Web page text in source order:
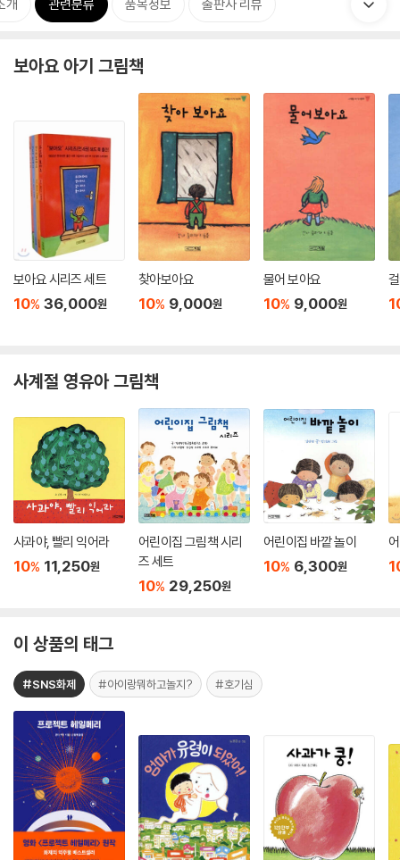
개 관련분류 품목정보 출판사 리뷰
보아요 아기 그림책
보아요 시리즈 세트
10% 36,000원
찾아보아요
10% 9,000원
물어 보아요
10% 9,000원
사계절 영유아 그림책
사과야, 빨리 익어라
10% 11,250원
어린이집 그림책 시리
즈 세트
10% 29,250원
어린이집 바깥 놀이
10% 6,300원
이 상품의 태그
#SNS화제 #아이랑뭐하고놀지? #호기심